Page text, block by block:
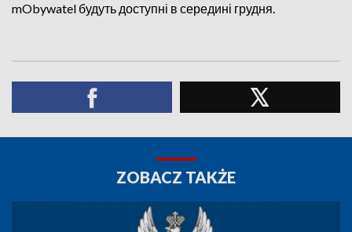
mObywatel будуть доступні в середині грудня.
ZOBACZ TAKŻE